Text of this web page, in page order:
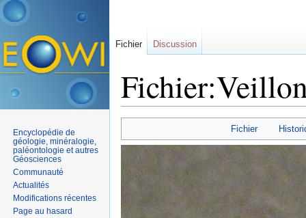
Fichier
Fichier Discussion
Encyclopédie de
géologie, minéralogie,
paléontologie et autres
Géosciences
Communauté
Actualités
Modifications récentes
Page au hasard